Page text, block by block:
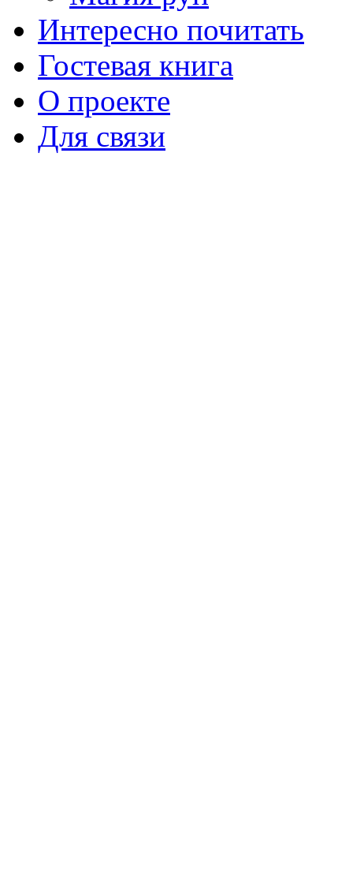
Интересно почитать
Гостевая книга
О проекте
Для связи